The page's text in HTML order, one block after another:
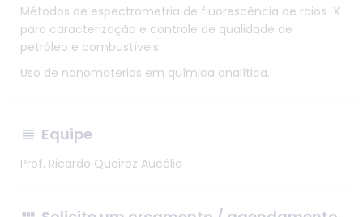
Métodos de espectrometria de fluorescência de raios-X
para caracterização e controle de qualidade de
petróleo e combustíveis.
Uso de nanomaterias em química analítica.
Equipe
Prof. Ricardo Queiroz Aucélio